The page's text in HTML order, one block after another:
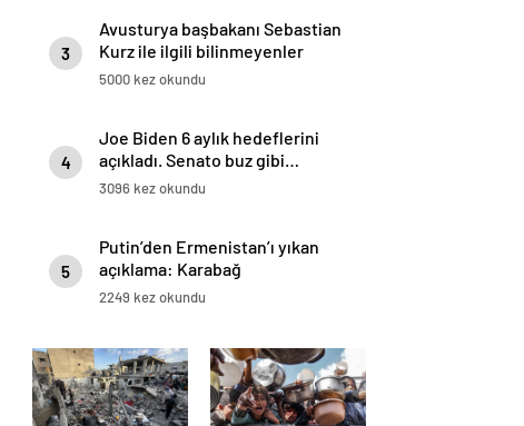
3
Avusturya başbakanı Sebastian
Kurz ile ilgili bilinmeyenler
5000 kez okundu
4
Joe Biden 6 aylık hedeflerini
açıkladı. Senato buz gibi…
3096 kez okundu
5
Putin’den Ermenistan’ı yıkan
açıklama: Karabağ
Azerbaycan’ın ayrılmaz bir
2249 kez okundu